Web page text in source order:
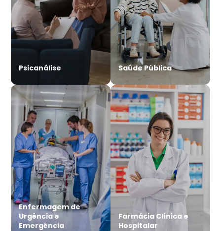
Psicanálise Saúde Pública
Enfermagem de
Urgência e
Emergência
Farmácia Clínica e
Hospitalar